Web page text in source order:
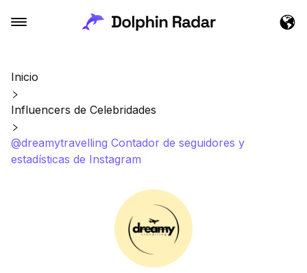
Inicio
Influencers de Celebridades
@dreamytravelling Contador de seguidores y
estadísticas de Instagram